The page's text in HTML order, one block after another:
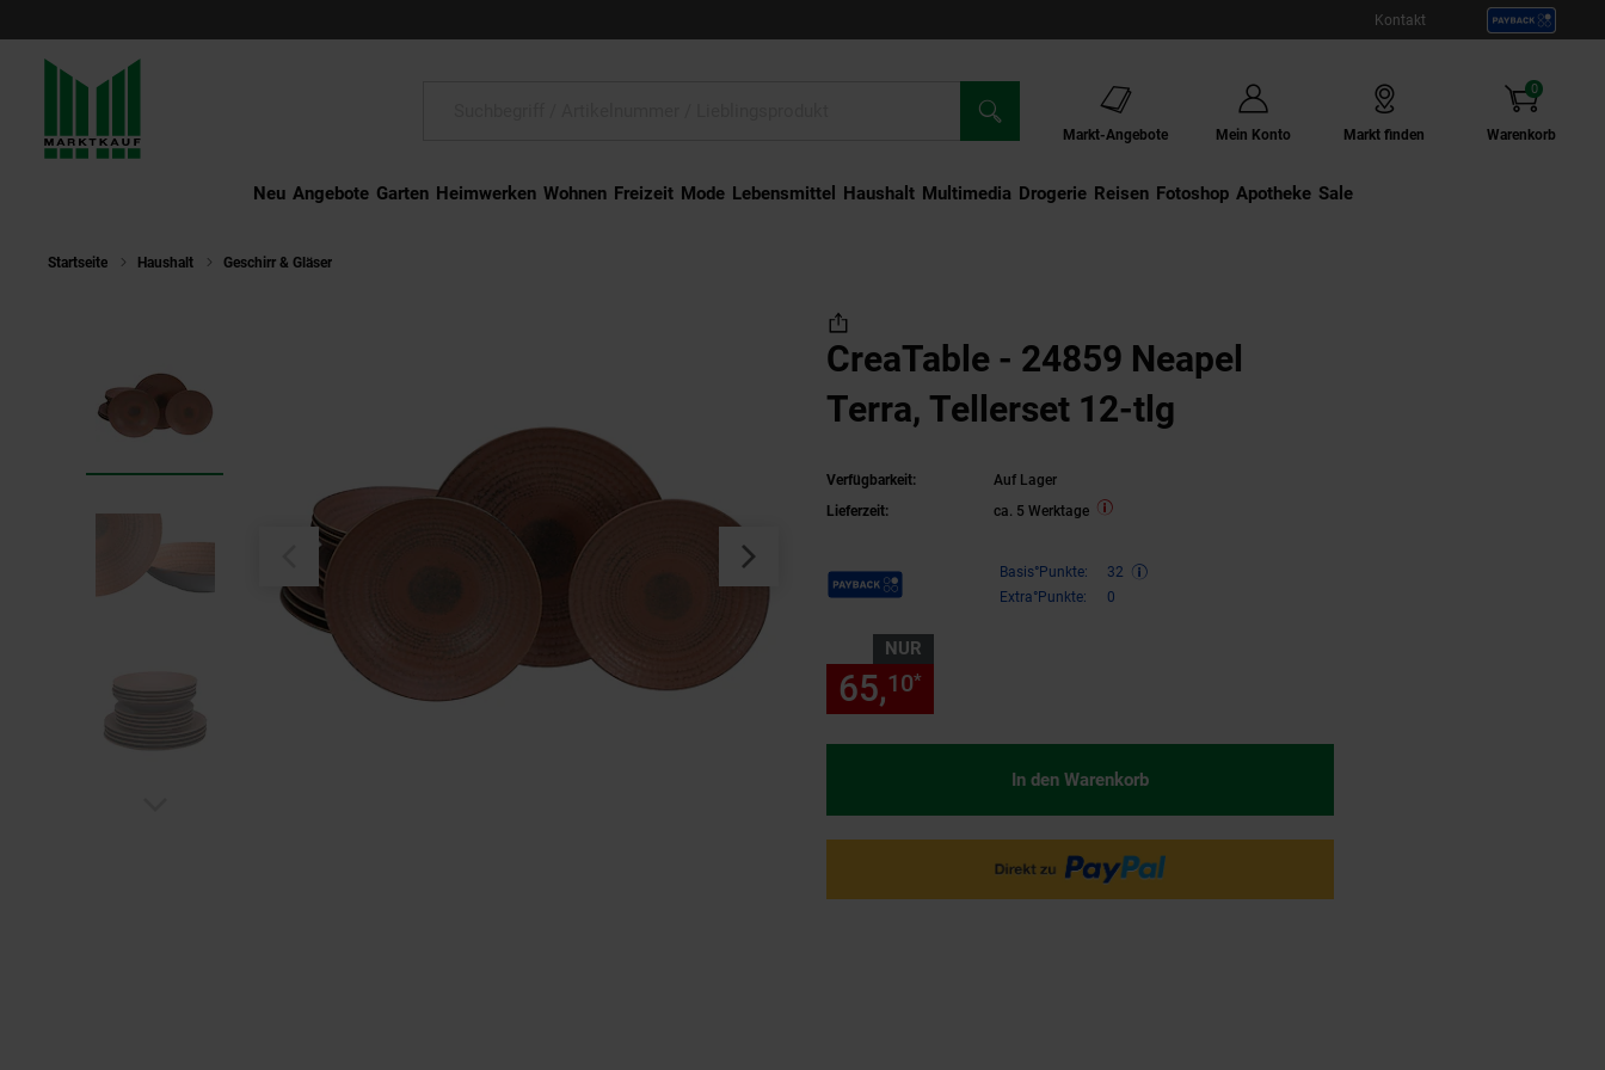
Kontakt
Markt-Angebote Mein Konto Markt finden Warenkorb
0
Artikel
Neu Angebote Garten Heimwerken Wohnen Freizeit Mode Lebensmittel Haushalt Multimedia Drogerie Externer Link:
Reisen Externer Link:
Fotoshop Externer Link:
Apotheke Sale
Startseite Haushalt Geschirr & Gläser
CreaTable - 24859 Neapel
Terra, Tellerset 12-tlg
Verfügbarkeit:
Auf Lager
Lieferzeit:
ca. 5 Werktage
Payback Punkte Basis°Punkte:
32
Extra°Punkte:
0
NUR
65,10*
In den Warenkorb